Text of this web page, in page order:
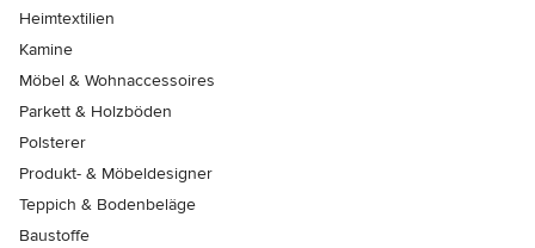
Heimtextilien
Kamine
Möbel & Wohnaccessoires
Parkett & Holzböden
Polsterer
Produkt- & Möbeldesigner
Teppich & Bodenbeläge
Baustoffe